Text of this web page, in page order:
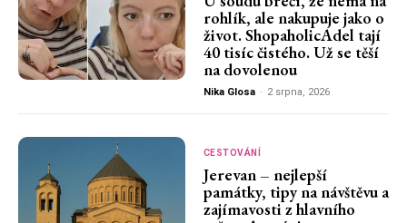
rohlík, ale nakupuje jako o
život. ShopaholicAdel tají
40 tisíc čistého. Už se těší
na dovolenou
Nika Glosa - 2 srpna, 2026
CESTOVÁNÍ
Jerevan – nejlepší
památky, tipy na návštěvu a
zajímavosti z hlavního